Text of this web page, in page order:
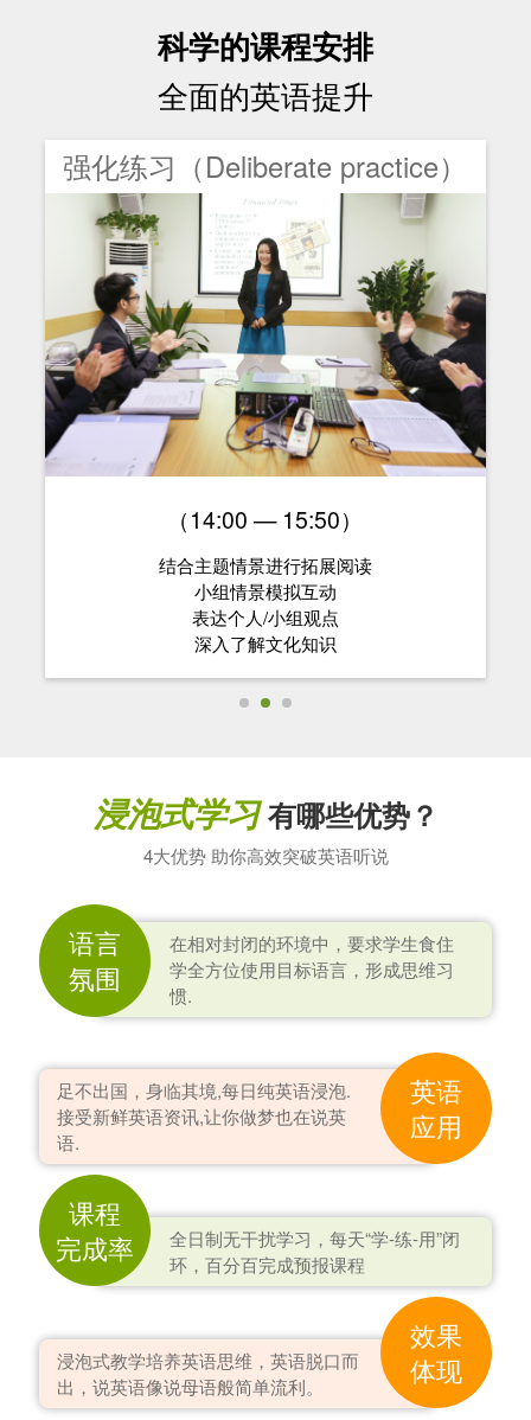
科学的课程安排
全面的英语提升
强化练习（Deliberate practice）
（14:00 — 15:50）
结合主题情景进行拓展阅读
小组情景模拟互动
表达个人/小组观点
深入了解文化知识
浸泡式学习有哪些优势？
4大优势 助你高效突破英语听说
语言
氛围
在相对封闭的环境中，要求学生食住
学全方位使用目标语言，形成思维习
惯.
英语
应用
足不出国，身临其境,每日纯英语浸泡.
接受新鲜英语资讯,让你做梦也在说英
语.
课程
完成率
全日制无干扰学习，每天“学-练-用”闭
环，百分百完成预报课程
效果
体现
浸泡式教学培养英语思维，英语脱口而
出，说英语像说母语般简单流利。